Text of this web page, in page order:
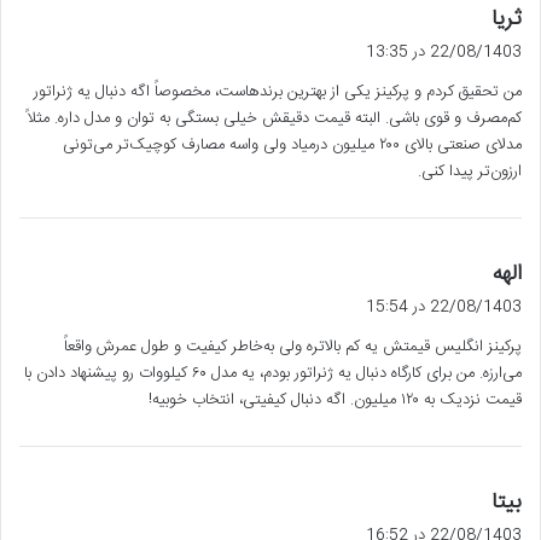
ثریا
ف
:
22/08/1403 در 13:35
من تحقیق کردم و پرکینز یکی از بهترین برندهاست، مخصوصاً اگه دنبال یه ژنراتور
کم‌مصرف و قوی باشی. البته قیمت دقیقش خیلی بستگی به توان و مدل داره. مثلاً
مدلای صنعتی بالای ۲۰۰ میلیون درمیاد ولی واسه مصارف کوچیک‌تر می‌تونی
ارزون‌تر پیدا کنی.
الهه
ف
:
22/08/1403 در 15:54
پرکینز انگلیس قیمتش یه کم بالاتره ولی به‌خاطر کیفیت و طول عمرش واقعاً
می‌ارزه. من برای کارگاه دنبال یه ژنراتور بودم، یه مدل ۶۰ کیلووات رو پیشنهاد دادن با
قیمت نزدیک به ۱۲۰ میلیون. اگه دنبال کیفیتی، انتخاب خوبیه!
بیتا
ف